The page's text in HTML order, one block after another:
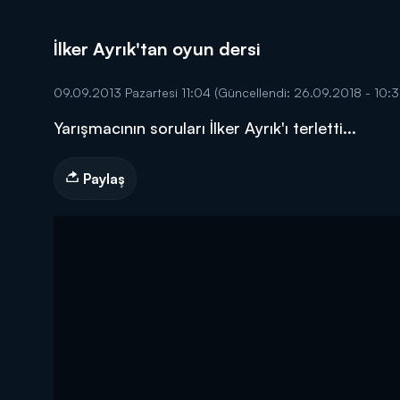
DİĞER SONUÇLAR
İlker Ayrık'tan oyun dersi
09.09.2013 Pazartesi 11:04 (Güncellendi: 26.09.2018 -
Yarışmacının soruları İlker Ayrık'ı terletti...
Paylaş